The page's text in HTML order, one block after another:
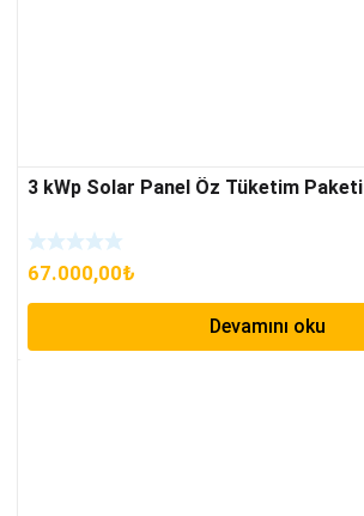
3 kWp Solar Panel Öz Tüketim
67.000,00₺
Devamını oku